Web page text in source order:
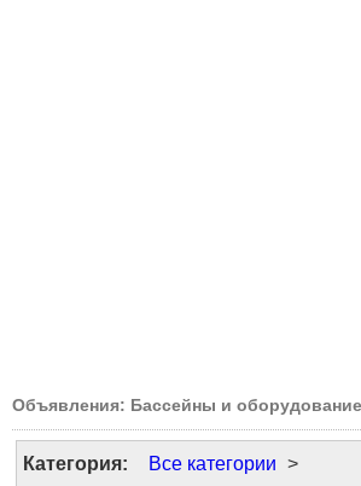
Объявления: Бассейны и оборудование
Категория: Все категории >